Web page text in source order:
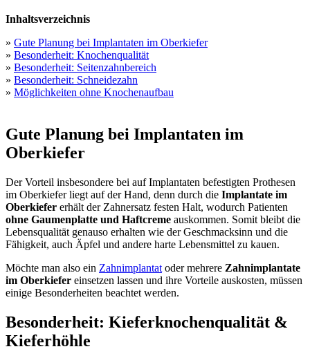
Inhaltsverzeichnis
» Gute Planung bei Implantaten im Oberkiefer
» Besonderheit: Knochenqualität
» Besonderheit: Seitenzahnbereich
» Besonderheit: Schneidezahn
» Möglichkeiten ohne Knochenaufbau
Gute Planung bei Implantaten im
Oberkiefer
Der Vorteil insbesondere bei auf Implantaten befestigten Prothesen
im Oberkiefer liegt auf der Hand, denn durch die Implantate im
Oberkiefer erhält der Zahnersatz festen Halt, wodurch Patienten
ohne Gaumenplatte und Haftcreme auskommen. Somit bleibt die
Lebensqualität genauso erhalten wie der Geschmacksinn und die
Fähigkeit, auch Äpfel und andere harte Lebensmittel zu kauen.
Möchte man also ein Zahnimplantat oder mehrere Zahnimplantate
im Oberkiefer einsetzen lassen und ihre Vorteile auskosten, müssen
einige Besonderheiten beachtet werden.
Besonderheit: Kieferknochenqualität &
Kieferhöhle